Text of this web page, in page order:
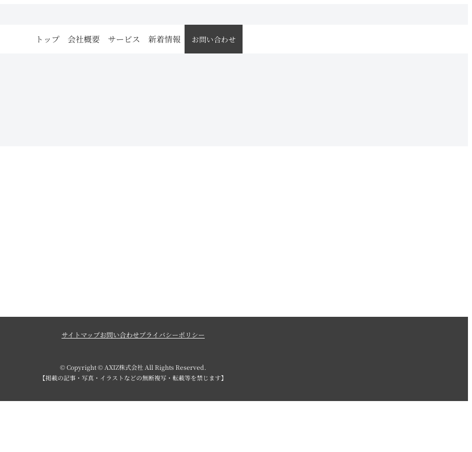
トップ 会社概要 サービス 新着情報 お問い合わせ
サイトマップお問い合わせプライバシーポリシー
© Copyright © AXIZ株式会社 All Rights Reserved.
【掲載の記事・写真・イラストなどの無断複写・転載等を禁じます】